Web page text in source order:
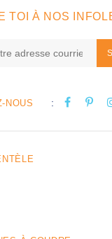
TOI À NOS
NOUS :